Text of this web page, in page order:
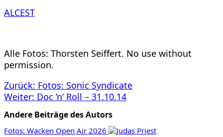
ALCEST
Alle Fotos: Thorsten Seiffert. No use without
permission.
Beitragsnavigation
Zurück: Fotos: Sonic Syndicate
Weiter: Doc ’n‘ Roll – 31.10.14
Andere Beiträge des Autors
Fotos: Wacken Open Air 2026